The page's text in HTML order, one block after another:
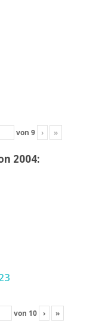
von 9 › »
2004:
von 10 › »